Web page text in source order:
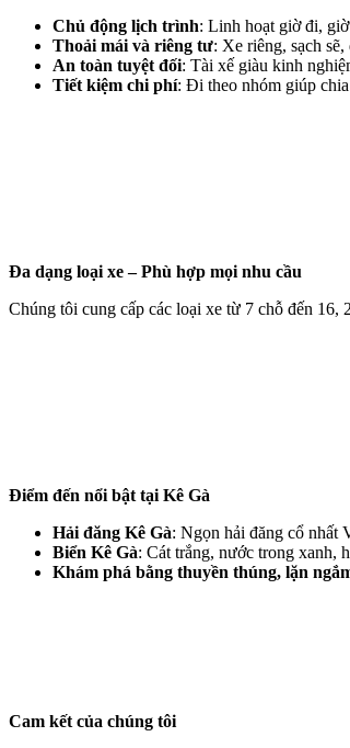
Chủ động lịch trình: Linh hoạt giờ đi,
Thoải mái và riêng tư: Xe riêng, sạch
An toàn tuyệt đối: Tài xế giàu kinh
Tiết kiệm chi phí: Đi theo nhóm giúp
Đa dạng loại xe – Phù hợp mọi nhu cầu
Chúng tôi cung cấp các loại xe từ 7 chỗ đến 16,
Điểm đến nổi bật tại Kê Gà
Hải đăng Kê Gà: Ngọn hải đăng cổ nhất
Biển Kê Gà: Cát trắng, nước trong xanh,
Khám phá bằng thuyền thúng, lặn
Cam kết của chúng tôi